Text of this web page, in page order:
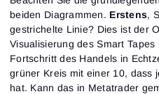
beiden Diagrammen. Erstens,
gestrichelte Linie? Dies ist der
Visualisierung des Smart
Fortschritt des Handels in
grüner Kreis mit einer 10, dass
hat. Kann das in Metatrader